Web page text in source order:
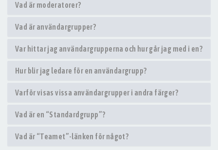
Vad är moderatorer?
Vad är användargrupper?
Var hittar jag användargrupperna och hur går jag med i en?
Hur blir jag ledare för en användargrupp?
Varför visas vissa användargrupper i andra färger?
Vad är en “Standardgrupp”?
Vad är “Teamet”-länken för något?